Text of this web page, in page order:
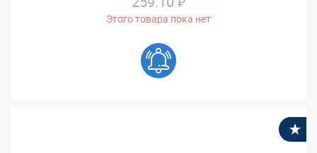
Этого товара пока нет